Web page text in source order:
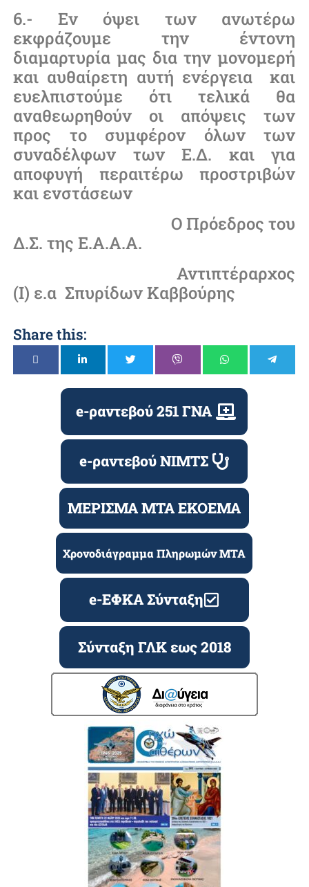
6.- Εν όψει των ανωτέρω
εκφράζουμε την έντονη
διαμαρτυρία μας δια την μονομερή
και αυθαίρετη αυτή ενέργεια και
ευελπιστούμε ότι τελικά θα
αναθεωρηθούν οι απόψεις των
προς το συμφέρον όλων των
συναδέλφων των Ε.Δ. και για
αποφυγή περαιτέρω προστριβών
και ενστάσεων
Ο Πρόεδρος του
Δ.Σ. της Ε.Α.Α.Α.
Αντιπτέραρχος
(Ι) ε.α Σπυρίδων Καββούρης
Share this:
e-ραντεβού 251 ΓΝΑ
e-ραντεβού ΝΙΜΤΣ
ΜΕΡΙΣΜΑ ΜΤΑ ΕΚΟΕΜΑ
Χρονοδιάγραμμα Πληρωμών ΜΤΑ
e-ΕΦΚΑ Σύνταξη
Σύνταξη ΓΛΚ εως 2018